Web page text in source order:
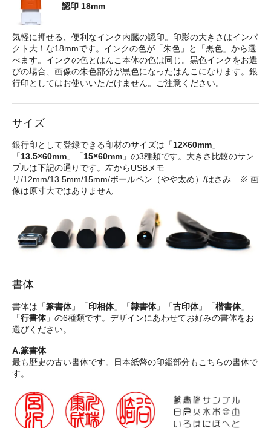
認印 18mm
気軽に押せる、便利なインク内臓の認印。印影の大きさはインパ
クト大！な18mmです。インクの色が「朱色」と「黒色」から選
べます。インクの色とはんこ本体の色は同じ。黒色インクをお選
びの場合、画像の朱色部分が黒色になったはんこになります。銀
行印としてはお使いいただけません。ご注意ください。
サイズ
銀行印として登録できる印材のサイズは「12×60mm 」
「13.5×60mm 」「15×60mm 」の3種類です。大きさ比較のサン
プルは下記の通りです。左からUSBメモ
リ/12mm/13.5mm/15mm/ボールペン（やや太め）/はさみ ※ 画
像は原寸大ではありません
書体
書体は「篆書体」「印相体」「隷書体」「古印体」「楷書体」
「行書体」の6種類です。デザインにあわせてお好みの書体をお
選びください。
A.篆書体
最も歴史の古い書体です。日本紙幣の印鑑部分もこちらの書体で
す。